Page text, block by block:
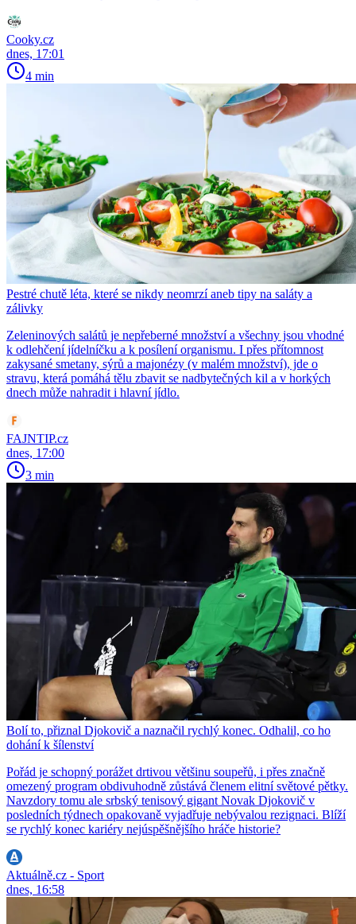
Cooky.cz
dnes, 17:01
4 min
Pestré chutě léta, které se nikdy neomrzí aneb tipy na saláty a
zálivky
Zeleninových salátů je nepřeberné množství a všechny jsou vhodné
k odlehčení jídelníčku a k posílení organismu. I přes přítomnost
zakysané smetany, sýrů a majonézy (v malém množství), jde o
stravu, která pomáhá tělu zbavit se nadbytečných kil a v horkých
dnech může nahradit i hlavní jídlo.
FAJNTIP.cz
dnes, 17:00
3 min
Bolí to, přiznal Djokovič a naznačil rychlý konec. Odhalil, co ho
dohání k šílenství
Pořád je schopný porážet drtivou většinu soupeřů, i přes značně
omezený program obdivuhodně zůstává členem elitní světové pětky.
Navzdory tomu ale srbský tenisový gigant Novak Djokovič v
posledních týdnech opakovaně vyjadřuje nebývalou rezignaci. Blíží
se rychlý konec kariéry nejúspěšnějšího hráče historie?
Aktuálně.cz - Sport
dnes, 16:58